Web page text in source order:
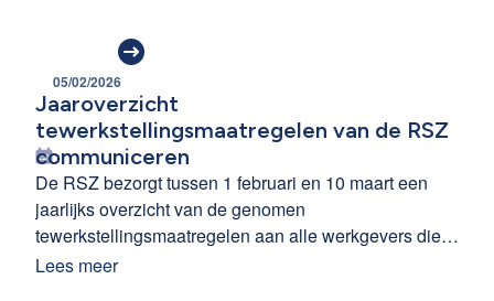
jouw verplichtingen als werkgever.
05/02/2026
Jaaroverzicht
tewerkstellingsmaatregelen van de RSZ
communiceren
De RSZ bezorgt tussen 1 februari en 10 maart een
jaarlijks overzicht van de genomen
tewerkstellingsmaatregelen aan alle werkgevers die
onder het toepassingsgebied vallen via de e-Box of
Lees meer